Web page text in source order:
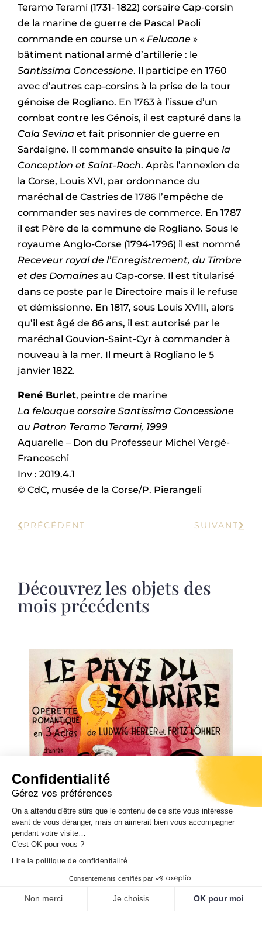
Confidentialité
Gérez vos préférences
On a attendu d'être sûrs que le contenu de ce site vous intéresse
avant de vous déranger, mais on aimerait bien vous accompagner
pendant votre visite…
C'est OK pour vous ?
Lire la politique de confidentialité
Consentements certifiés par
Non merci Je choisis OK pour moi
Teramo Terami (1731- 1822) corsaire Cap-corsin
de la marine de guerre de Pascal Paoli
commande en course un « Felucone »
bâtiment national armé d’artillerie : le
Santissima Concessione. Il participe en 1760
avec d’autres cap-corsins à la prise de la tour
génoise de Rogliano. En 1763 à l’issue d’un
combat contre les Génois, il est capturé dans la
Cala Sevina et fait prisonnier de guerre en
Sardaigne. Il commande ensuite la pinque la
Conception et Saint-Roch. Après l’annexion de
la Corse, Louis XVI, par ordonnance du
maréchal de Castries de 1786 l’empêche de
commander ses navires de commerce. En 1787
il est Père de la commune de Rogliano. Sous le
royaume Anglo-Corse (1794-1796) il est nommé
Receveur royal de l’Enregistrement, du Timbre
et des Domaines au Cap-corse. Il est titularisé
dans ce poste par le Directoire mais il le refuse
et démissionne. En 1817, sous Louis XVIII, alors
qu’il est âgé de 86 ans, il est autorisé par le
maréchal Gouvion-Saint-Cyr à commander à
nouveau à la mer. Il meurt à Rogliano le 5
janvier 1822.
René Burlet, peintre de marine
La felouque corsaire Santissima Concessione
au Patron Teramo Terami, 1999
Aquarelle – Don du Professeur Michel Vergé-
Franceschi
Inv : 2019.4.1
© CdC, musée de la Corse/P. Pierangeli
PRÉCÉDENT SUIVANT
Découvrez les objets des
mois précédents